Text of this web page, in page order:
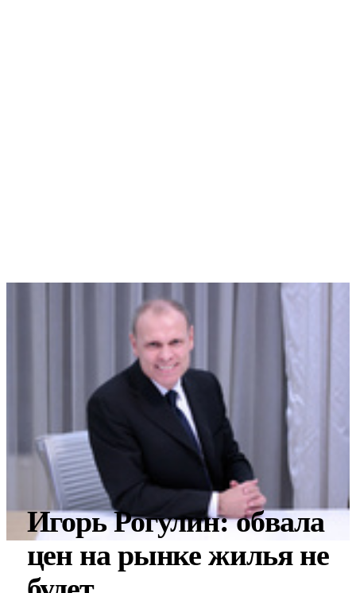
Игорь Рогулин: обвала
цен на рынке жилья не